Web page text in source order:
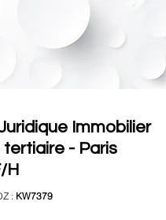
Immobilier
- Paris
H
: KW7379